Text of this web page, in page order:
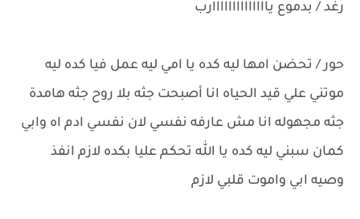
رغد / بدموع ياااااااااااااارب
حور / تحضن امها ليه كده يا امي ليه عمل فيا كده ليه
موتني علي قيد الحياه انا أصبحت جثه بلا روح جثه هامدة
جثه مجهوله انا مش عارفه نفسي لان نفسي ادم اه وابي
كمان سبني ليه كده يا الله تحكم عليا بكده لازم انفذ
وصيه ابي واموت قلبي لازم